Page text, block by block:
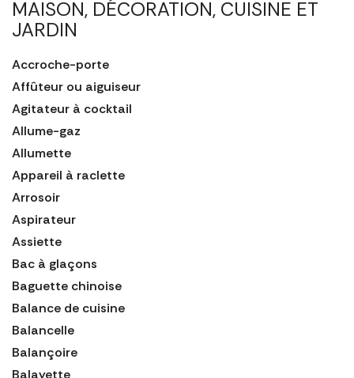
MAISON, DÉCORATION, CUISINE ET
JARDIN
Accroche-porte
Affûteur ou aiguiseur
Agitateur à cocktail
Allume-gaz
Allumette
Appareil à raclette
Arrosoir
Aspirateur
Assiette
Bac à glaçons
Baguette chinoise
Balance de cuisine
Balancelle
Balançoire
Balayette